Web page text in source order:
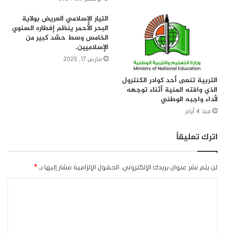
التربية تنعى أحد كوادر الكنترول
الذي وافته المنية أثناء توجهه
لأداء واجبه الوطني
منذ 4 أيام
التيار الإسلامي العريض بولاية
البحر الأحمر ينظم إفطاره السنوي
الخامس وسط حشد كبير من
الإسلاميين.
مارس 17, 2025
اترك تعليقاً
لن يتم نشر عنوان بريدك الإلكتروني. الحقول الإلزامية مشار إليها بـ *